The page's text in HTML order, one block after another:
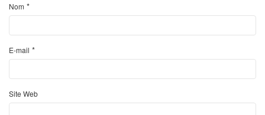
Nom *
E-mail *
Site Web